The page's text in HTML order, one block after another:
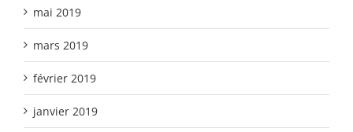
mai 2019
mars 2019
février 2019
janvier 2019